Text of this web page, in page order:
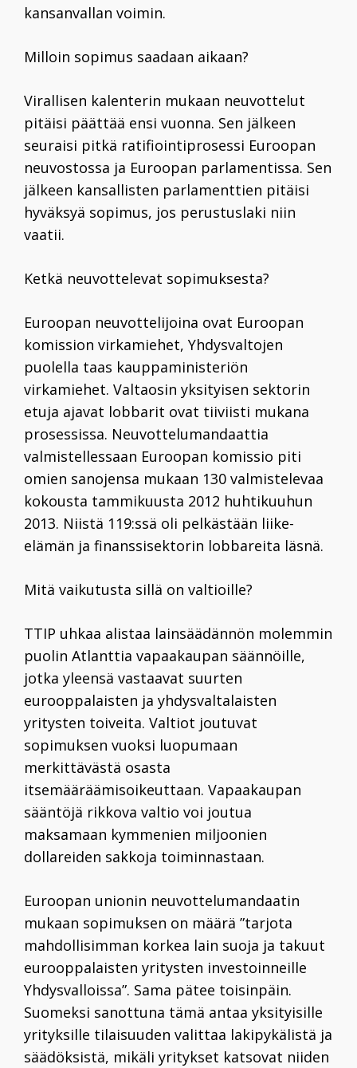
kansanvallan voimin.
Milloin sopimus saadaan aikaan?
Virallisen kalenterin mukaan neuvottelut
pitäisi päättää ensi vuonna. Sen jälkeen
seuraisi pitkä ratifiointiprosessi Euroopan
neuvostossa ja Euroopan parlamentissa. Sen
jälkeen kansallisten parlamenttien pitäisi
hyväksyä sopimus, jos perustuslaki niin
vaatii.
Ketkä neuvottelevat sopimuksesta?
Euroopan neuvottelijoina ovat Euroopan
komission virkamiehet, Yhdysvaltojen
puolella taas kauppaministeriön
virkamiehet. Valtaosin yksityisen sektorin
etuja ajavat lobbarit ovat tiiviisti mukana
prosessissa. Neuvottelumandaattia
valmistellessaan Euroopan komissio piti
omien sanojensa mukaan 130 valmistelevaa
kokousta tammikuusta 2012 huhtikuuhun
2013. Niistä 119:ssä oli pelkästään liike-
elämän ja finanssisektorin lobbareita läsnä.
Mitä vaikutusta sillä on valtioille?
TTIP uhkaa alistaa lainsäädännön molemmin
puolin Atlanttia vapaakaupan säännöille,
jotka yleensä vastaavat suurten
eurooppalaisten ja yhdysvaltalaisten
yritysten toiveita. Valtiot joutuvat
sopimuksen vuoksi luopumaan
merkittävästä osasta
itsemääräämisoikeuttaan. Vapaakaupan
sääntöjä rikkova valtio voi joutua
maksamaan kymmenien miljoonien
dollareiden sakkoja toiminnastaan.
Euroopan unionin neuvottelumandaatin
mukaan sopimuksen on määrä ”tarjota
mahdollisimman korkea lain suoja ja takuut
eurooppalaisten yritysten investoinneille
Yhdysvalloissa”. Sama pätee toisinpäin.
Suomeksi sanottuna tämä antaa yksityisille
yrityksille tilaisuuden valittaa lakipykälistä ja
säädöksistä, mikäli yritykset katsovat niiden